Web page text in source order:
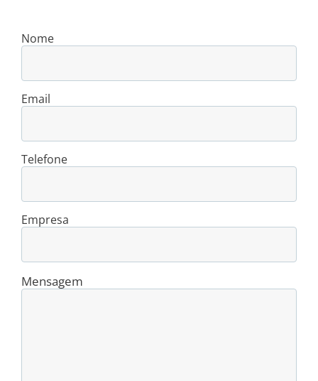
Nome
Email
Telefone
Empresa
Mensagem